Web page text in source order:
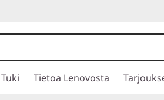
Tuki Tietoa Lenovosta